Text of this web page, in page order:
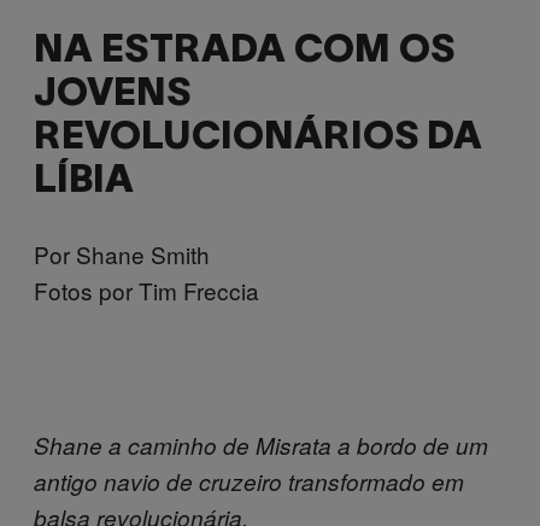
NA ESTRADA COM OS
JOVENS
REVOLUCIONÁRIOS DA
LÍBIA
Por Shane Smith
Fotos por Tim Freccia
Shane a caminho de Misrata a bordo de um
antigo navio de cruzeiro transformado em
balsa revolucionária.